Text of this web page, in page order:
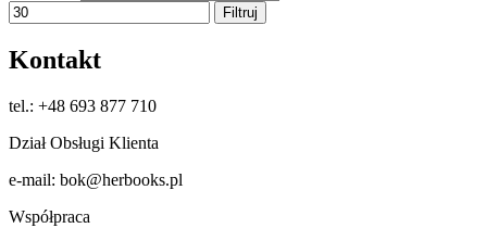
Filtruj
Kontakt
tel.: +48 693 877 710
Dział Obsługi Klienta
e-mail: bok@herbooks.pl
Współpraca